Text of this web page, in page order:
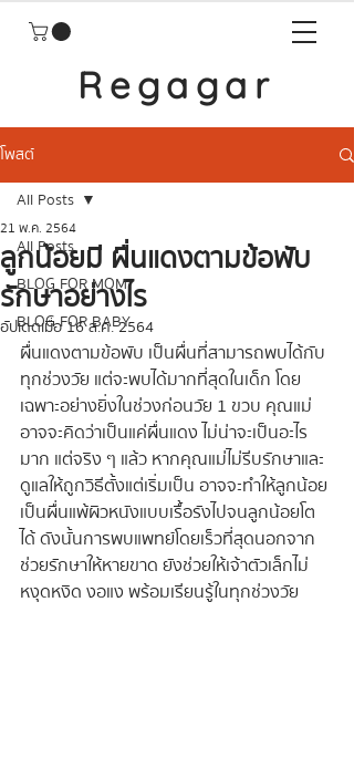
Regagar
โพสต์
All Posts
BLOG FOR MOM
BLOG FOR BABY
All Posts
ลูกน้อยมี ผื่นแดงตามข้อพับ
รักษาอย่างไร
21 พ.ค. 2564
อัปเดตเมื่อ16 ส.ค. 2564
ผื่นแดงตามข้อพับ เป็นผื่นที่สามารถพบได้กับ
ทุกช่วงวัย แต่จะพบได้มากที่สุดในเด็ก โดย
เฉพาะอย่างยิ่งในช่วงก่อนวัย 1 ขวบ คุณแม่
อาจจะคิดว่าเป็นแค่ผื่นแดง ไม่น่าจะเป็นอะไร
มาก แต่จริง ๆ แล้ว หากคุณแม่ไม่รีบรักษาและ
ดูแลให้ถูกวิธีตั้งแต่เริ่มเป็น อาจจะทำให้ลูกน้อย
เป็นผื่นแพ้ผิวหนังแบบเรื้อรังไปจนลูกน้อยโต
ได้ ดังนั้นการพบแพทย์โดยเร็วที่สุดนอกจาก
ช่วยรักษาให้หายขาด ยังช่วยให้เจ้าตัวเล็กไม่
หงุดหงิด งอแง พร้อมเรียนรู้ในทุกช่วงวัย